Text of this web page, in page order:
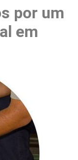
por um
em